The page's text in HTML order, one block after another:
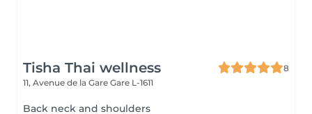
Tisha Thai wellness
8
11, Avenue de la Gare Gare L-1611
Back neck and shoulders